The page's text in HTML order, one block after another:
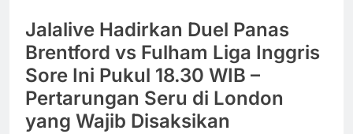
Jalalive Hadirkan Duel Panas
Brentford vs Fulham Liga Inggris
Sore Ini Pukul 18.30 WIB –
Pertarungan Seru di London
yang Wajib Disaksikan